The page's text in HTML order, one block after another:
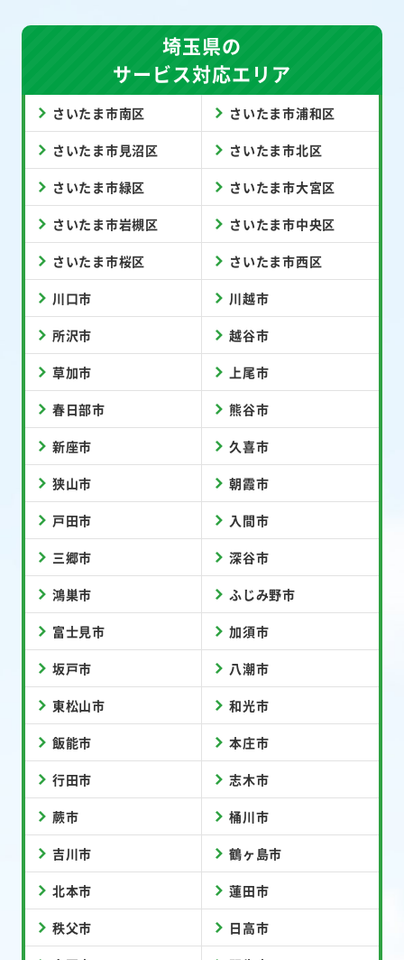
埼玉県の
サービス対応エリア
さいたま市南区 さいたま市浦和区
さいたま市見沼区 さいたま市北区
さいたま市緑区 さいたま市大宮区
さいたま市岩槻区 さいたま市中央区
さいたま市桜区 さいたま市西区
川口市 川越市
所沢市 越谷市
草加市 上尾市
春日部市 熊谷市
新座市 久喜市
狭山市 朝霞市
戸田市 入間市
三郷市 深谷市
鴻巣市 ふじみ野市
富士見市 加須市
坂戸市 八潮市
東松山市 和光市
飯能市 本庄市
行田市 志木市
蕨市 桶川市
吉川市 鶴ヶ島市
北本市 蓮田市
秩父市 日高市